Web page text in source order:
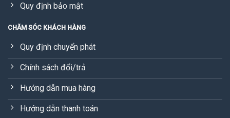
Quy định bảo mật
CHĂM SÓC KHÁCH HÀNG
Quy định chuyển phát
Chính sách đổi/trả
Hướng dẫn mua hàng
Hướng dẫn thanh toán